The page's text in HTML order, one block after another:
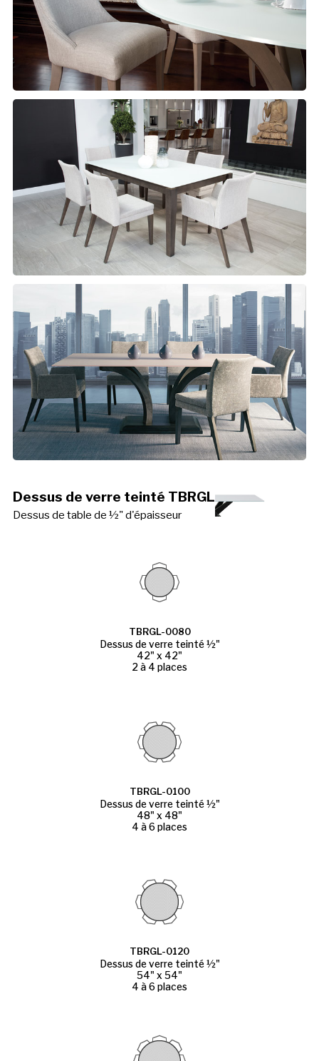
Dessus de verre teinté TBRGL
Dessus de table de ½" d'épaisseur
TBRGL-0080
Dessus de verre teinté ½"
42" x 42"
2 à 4 places
TBRGL-0100
Dessus de verre teinté ½"
48" x 48"
4 à 6 places
TBRGL-0120
Dessus de verre teinté ½"
54" x 54"
4 à 6 places